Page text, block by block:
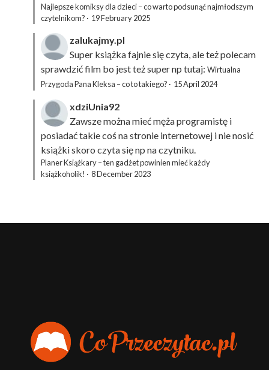
Najlepsze komiksy dla dzieci – co warto podsunąć najmłodszym
czytelnikom? · 19 February 2025
zalukajmy.pl
Super książka fajnie się czyta, ale też polecam
sprawdzić film bo jest też super np tutaj: Wirtualna
Przygoda Pana Kleksa – co to takiego? · 15 April 2024
xdziUnia92
Zawsze można mieć męża programistę i
posiadać takie coś na stronie internetowej i nie nosić
książki skoro czyta się np na czytniku.
Planer Książkary – ten gadżet powinien mieć każdy
książkoholik! · 8 December 2023